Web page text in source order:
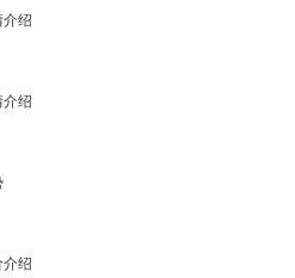
介绍
介绍
介绍